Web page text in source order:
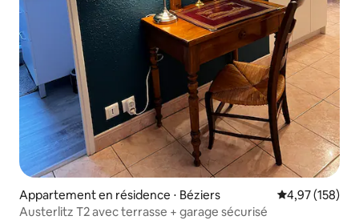
Appartement en résidence ⋅ Béziers Évaluation
4,97 (158)
Austerlitz T2 avec terrasse + garage sécurisé